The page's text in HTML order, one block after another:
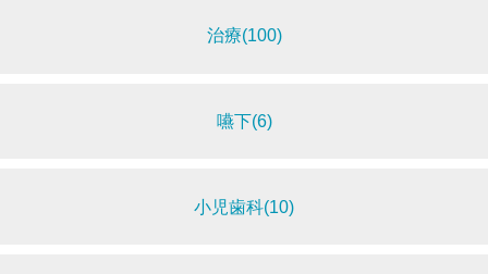
治療(100)
嚥下(6)
小児歯科(10)